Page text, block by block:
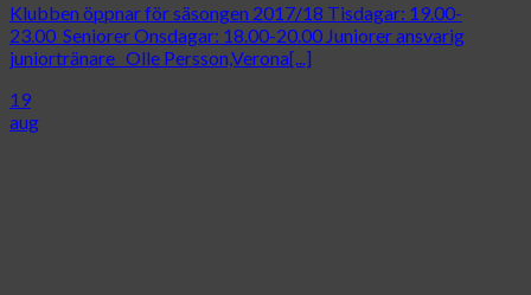
Klubben öppnar för säsongen 2017/18 Tisdagar: 19.00-
23.00 Seniorer Onsdagar: 18.00-20.00 Juniorer ansvarig
juniortränare Olle Persson,Verona[...]
19
aug